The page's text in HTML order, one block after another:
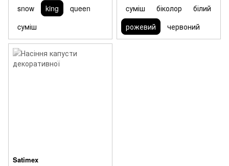
snow king
queen
cуміш
cуміш біколор
білий
рожевий
червоний
Satimex